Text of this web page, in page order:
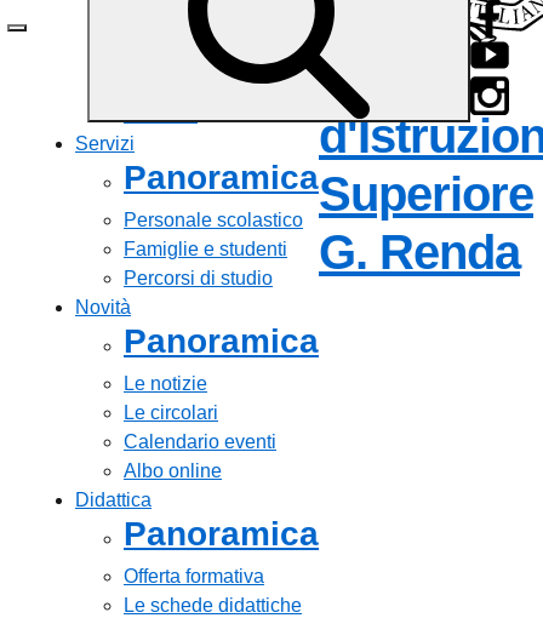
I numeri della scuola
Le carte della scuola
Organizzazione
Servizi
Panoramica
Personale scolastico
Famiglie e studenti
Percorsi di studio
Novità
Panoramica
Le notizie
Le circolari
Calendario eventi
Albo online
Didattica
Panoramica
Offerta formativa
Le schede didattiche
Istituto
Superiore
G. Renda